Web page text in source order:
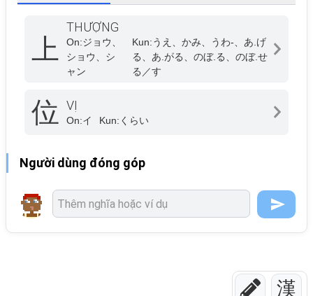
漢
上
THƯỢNG
On:ジョウ、
ショウ、シ
ャン
Kun:うえ、かみ、うわ-、あ.げ
る、あ.がる、のぼ.る、のぼ.せ
る／す
位 VỊ
On:イ Kun: くらい
Người dùng đóng góp